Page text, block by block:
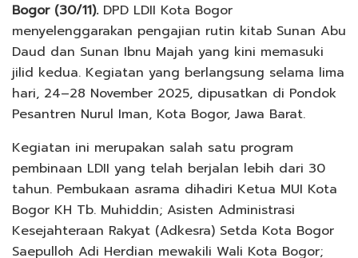
Bogor (30/11).DPD LDII Kota Bogor
menyelenggarakan pengajian rutin kitab Sunan Abu
Daud dan Sunan Ibnu Majah yang kini memasuki
jilid kedua. Kegiatan yang berlangsung selama lima
hari, 24–28 November 2025, dipusatkan di Pondok
Pesantren Nurul Iman, Kota Bogor, Jawa Barat.
Kegiatan ini merupakan salah satu program
pembinaan LDII yang telah berjalan lebih dari 30
tahun. Pembukaan asrama dihadiri Ketua MUI Kota
Bogor KH Tb. Muhiddin; Asisten Administrasi
Kesejahteraan Rakyat (Adkesra) Setda Kota Bogor
Saepulloh Adi Herdian mewakili Wali Kota Bogor;